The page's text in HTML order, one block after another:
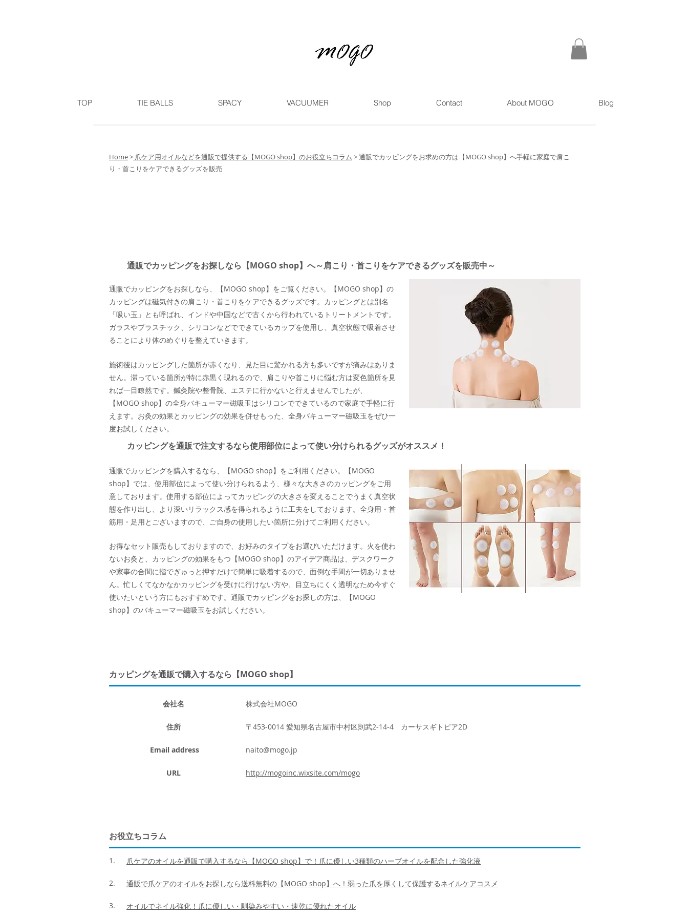
TOP TIE BALLS SPACY VACUUMER Shop Contact About MOGO Blog
Home> 爪ケア用オイルなどを通販で提供する【MOGO shop】のお役立ちコラム >通販でカッピングをお求めの方は【MOGO shop】へ手軽に家庭で肩こ
り・首こりをケアできるグッズを販売
通販でカッピングをお探しなら【MOGO shop】へ～肩こり・首こりをケアできるグッズを販売中～
通販でカッピングをお探しなら、【MOGO shop】をご覧ください。【MOGO shop】の
カッピングは磁気付きの肩こり・首こりをケアできるグッズです。カッピングとは別名
「吸い玉」とも呼ばれ、インドや中国などで古くから行われているトリートメントです。
ガラスやプラスチック、シリコンなどでできているカップを使用し、真空状態で吸着させ
ることにより体のめぐりを整えていきます。
施術後はカッピングした箇所が赤くなり、見た目に驚かれる方も多いですが痛みはありま
せん。滞っている箇所が特に赤黒く現れるので、肩こりや首こりに悩む方は変色箇所を見
れば一目瞭然です。鍼灸院や整骨院、エステに行かないと行えませんでしたが、
【MOGO shop】の全身バキューマー磁吸玉はシリコンでできているので家庭で手軽に行
えます。お灸の効果とカッピングの効果を併せもった、全身バキューマー磁吸玉をぜひ一
度お試しください。
カッピングを通販で注文するなら使用部位によって使い分けられるグッズがオススメ！
通販でカッピングを購入するなら、【MOGO shop】をご利用ください。【MOGO
shop】では、使用部位によって使い分けられるよう、様々な大きさのカッピングをご用
意しております。使用する部位によってカッピングの大きさを変えることでうまく真空状
態を作り出し、より深いリラックス感を得られるように工夫をしております。全身用・首
筋用・足用とございますので、ご自身の使用したい箇所に分けてご利用ください。
お得なセット販売もしておりますので、お好みのタイプをお選びいただけます。火を使わ
ないお灸と、カッピングの効果をもつ【MOGO shop】のアイデア商品は、デスクワーク
や家事の合間に指でぎゅっと押すだけで簡単に吸着するので、面倒な手間が一切ありませ
ん。忙しくてなかなかカッピングを受けに行けない方や、目立ちにくく透明なため今すぐ
使いたいという方にもおすすめです。通販でカッピングをお探しの方は、【MOGO
shop】のバキューマー磁吸玉をお試しください。
カッピングを通販で購入するなら【MOGO shop】
会社名 株式会社MOGO
住所 〒453-0014 愛知県名古屋市中村区則武2-14-4 カーサスギトピア2D
Email address naito@mogo.jp
URL http://mogoinc.wixsite.com/mogo
お役立ちコラム
1. 爪ケアのオイルを通販で購入するなら【MOGO shop】で！爪に優しい3種類のハーブオイルを配合した強化液
2. 通販で爪ケアのオイルをお探しなら送料無料の【MOGO shop】へ！弱った爪を厚くして保護するネイルケアコスメ
3. オイルでネイル強化！爪に優しい・馴染みやすい・速乾に優れたオイル